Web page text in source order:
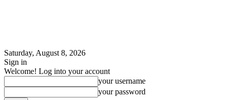
Saturday, August 8, 2026
Sign in
Welcome! Log into your account
your username
your password